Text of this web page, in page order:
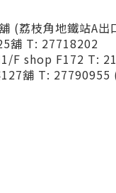
(荔枝角地鐵站A出
舖 T: 27718202
F shop F172 T:
舖 T: 27790955